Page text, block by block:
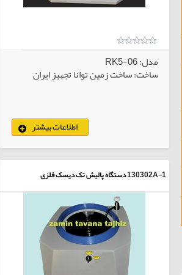
مدل: RK5-06
ساخت: ساخت زمین توانا تجهیز ایران
اطلاعات بیشترکالاهای انتخابی
130302A-1دستگاه پالیش تک دیسک فلزی